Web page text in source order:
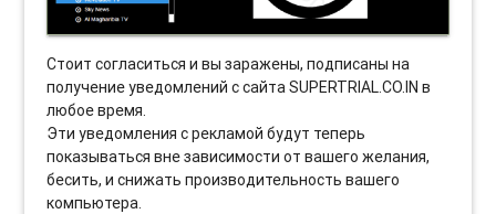
Стоит согласиться и вы заражены, подписаны на
получение уведомлений с сайта SUPERTRIAL.CO.IN в
любое время.
Эти уведомления с рекламой будут теперь
показываться вне зависимости от вашего желания,
бесить, и снижать производительность вашего
компьютера.